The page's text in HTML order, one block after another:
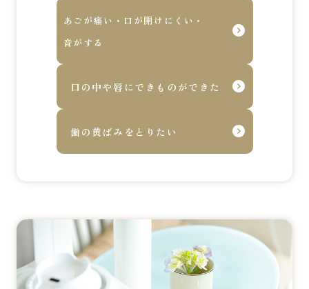
あごが痛い・口が開けにくい・
音がする
口の中や唇にできものができた
歯の黄ばみをとりたい